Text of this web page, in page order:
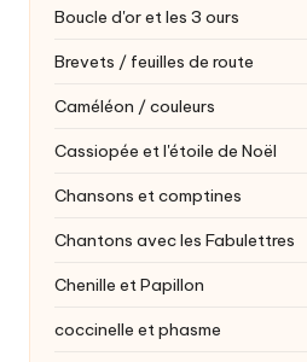
Boucle d'or et les 3 ours
Brevets / feuilles de route
Caméléon / couleurs
Cassiopée et l'étoile de Noël
Chansons et comptines
Chantons avec les Fabulettres
Chenille et Papillon
coccinelle et phasme